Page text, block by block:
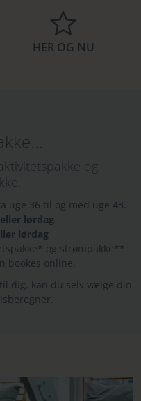
HER OG NU
og
uge 36 til og med uge 43.
lørdag
lørdag
og strømpakke**
bookes online.
dig, kan du selv vælge din
.